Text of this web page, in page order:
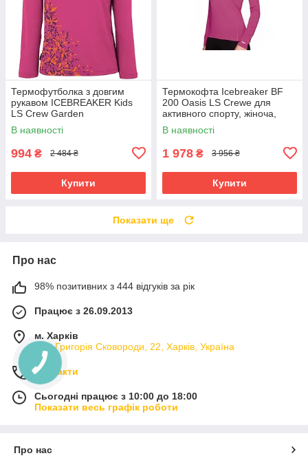
Термофутболка з довгим
рукавом ICEBREAKER Kids
LS Crew Garden
magenta/lotus 12
В наявності
994 ₴ 2 484 ₴
Купити
Термокофта Icebreaker BF
200 Oasis LS Crewe для
активного спорту, жіноча,
рожева
В наявності
1 978 ₴ 3 956 ₴
Купити
Показати ще
Про нас
98% позитивних з 444 відгуків за рік
Працює з 26.09.2013
м. Харків
вул. Григорія Сковороди, 22, Харків, Україна
Контакти
Сьогодні працює з 10:00 до 18:00
Показати весь графік роботи
Про нас